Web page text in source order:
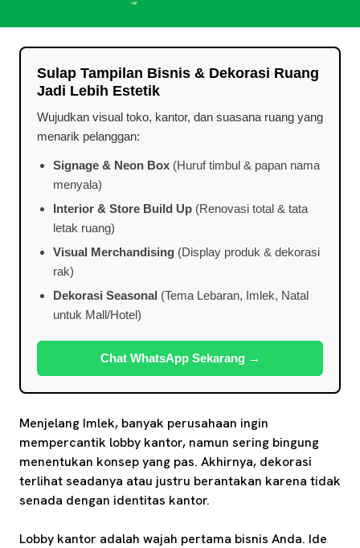
Sulap Tampilan Bisnis & Dekorasi Ruang
Jadi Lebih Estetik
Wujudkan visual toko, kantor, dan suasana ruang yang
menarik pelanggan:
Signage & Neon Box (Huruf timbul & papan nama
menyala)
Interior & Store Build Up (Renovasi total & tata
letak ruang)
Visual Merchandising (Display produk & dekorasi
rak)
Dekorasi Seasonal (Tema Lebaran, Imlek, Natal
untuk Mall/Hotel)
Chat WhatsApp Sekarang →
Menjelang Imlek, banyak perusahaan ingin
mempercantik lobby kantor, namun sering bingung
menentukan konsep yang pas. Akhirnya, dekorasi
terlihat seadanya atau justru berantakan karena tidak
senada dengan identitas kantor.
Lobby kantor adalah wajah pertama bisnis Anda. Ide